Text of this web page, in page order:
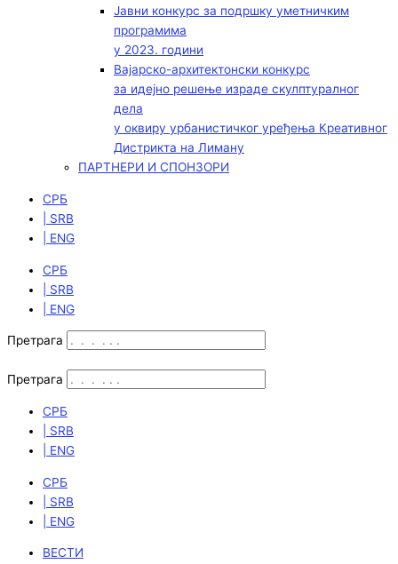
Јавни конкурс за подршку уметничким
програмима
у 2023. години
Вајарско-архитектонски конкурс
за идејно решење израде скулптуралног
дела
у оквиру урбанистичког уређења Креативног
Дистрикта на Лиману
ПАРТНЕРИ И СПОНЗОРИ
СРБ
| SRB
| ENG
СРБ
| SRB
| ENG
Претрага
Претрага
СРБ
| SRB
| ENG
СРБ
| SRB
| ENG
ВЕСТИ